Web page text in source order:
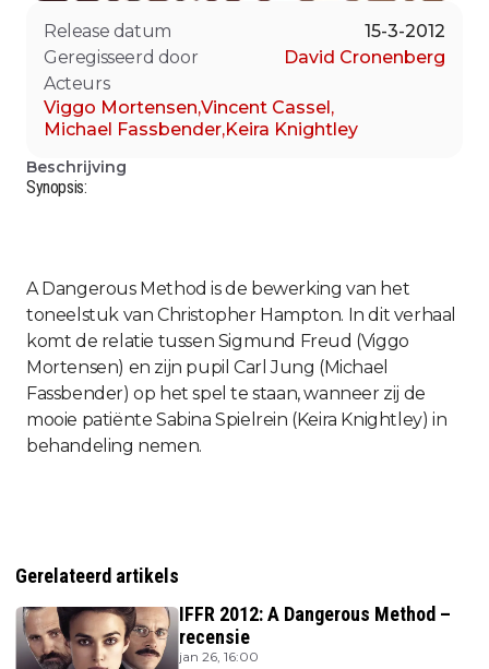
Release datum
15-3-2012
Geregisseerd door
David Cronenberg
Acteurs
Viggo Mortensen,Vincent Cassel,
Michael Fassbender,Keira Knightley
Beschrijving
Synopsis:
A Dangerous Method is de bewerking van het
toneelstuk van Christopher Hampton. In dit verhaal
komt de relatie tussen Sigmund Freud (Viggo
Mortensen) en zijn pupil Carl Jung (Michael
Fassbender) op het spel te staan, wanneer zij de
mooie patiënte Sabina Spielrein (Keira Knightley) in
behandeling nemen.
Gerelateerd artikels
IFFR 2012: A Dangerous Method –
recensie
jan 26, 16:00